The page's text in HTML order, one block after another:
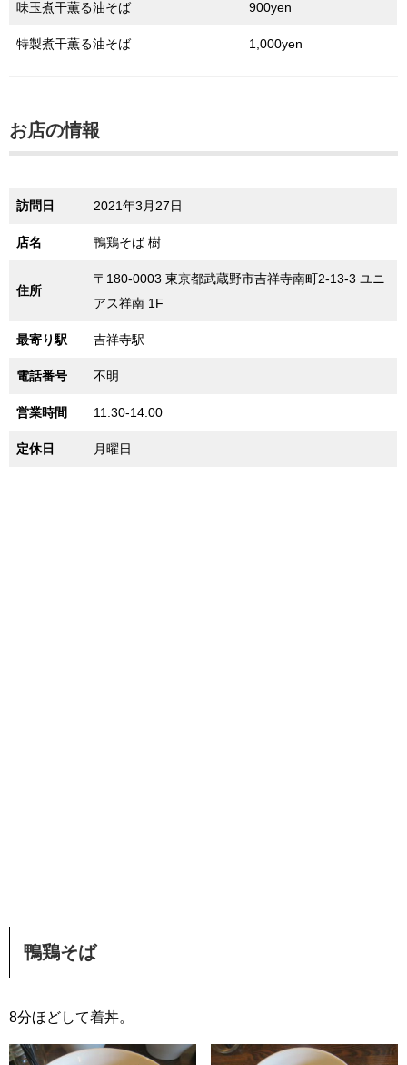
味玉煮干薫る油そば 900yen
特製煮干薫る油そば 1,000yen
お店の情報
訪問日 2021年3月27日
店名 鴨鶏そば 樹
住所
〒180-0003 東京都武蔵野市吉祥寺南町2-13-3 ユニ
アス祥南 1F
最寄り駅 吉祥寺駅
電話番号 不明
営業時間 11:30-14:00
定休日 月曜日
鴨鶏そば
8分ほどして着丼。